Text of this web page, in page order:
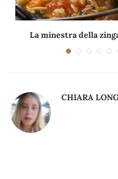
La minestra della
CHIARA